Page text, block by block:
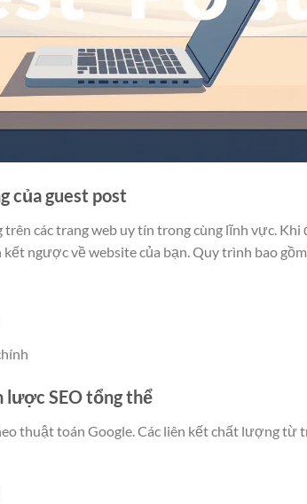
của guest post
các trang web uy tín trong cùng lĩnh vực. Khi
ngược về website của bạn. Quy trình bao
lược SEO tổng thể
thuật toán Google. Các liên kết chất lượng từ